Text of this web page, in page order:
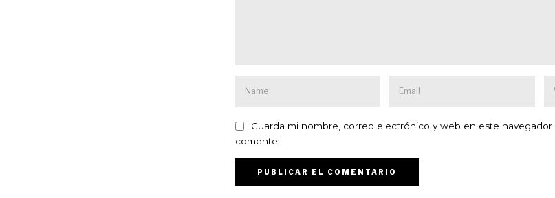
Guarda mi nombre, correo electrónico y web en este navegador
comente.